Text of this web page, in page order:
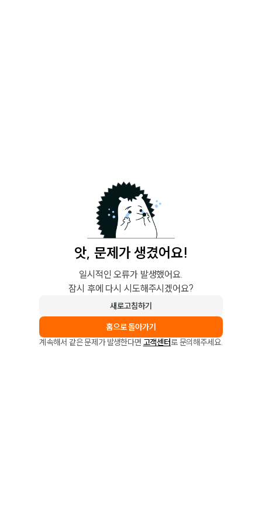
앗, 문제가 생겼어요!
일시적인 오류가 발생했어요.
잠시 후에 다시 시도해주시겠어요?
새로고침하기
홈으로 돌아가기
계속해서 같은 문제가 발생한다면 고객센터로 문의해주세요.